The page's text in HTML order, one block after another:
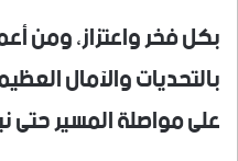
بكل فخر واعتزاز، ومن
بالتحديات والآمال
على مواصلة المسير حتى